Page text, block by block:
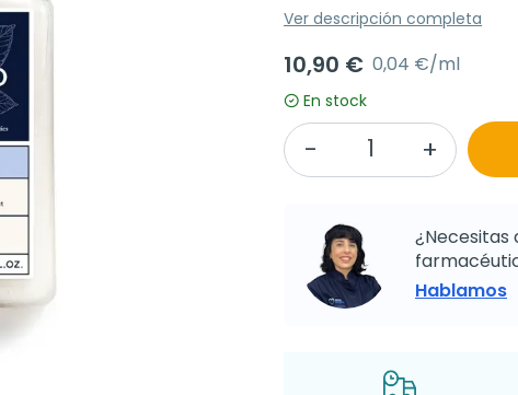
Ver descripción completa
10,90 € 0,04 €/ml
En stock
¿Necesitas
Hablamos